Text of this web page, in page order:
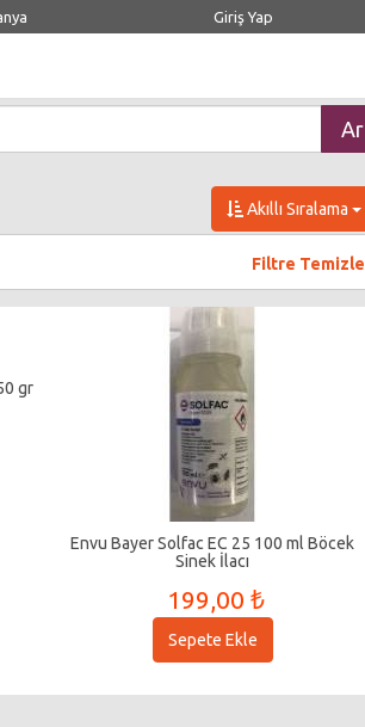
Giriş Yap
Akıllı Sıralama
Filtre Temizle
gr
Envu Bayer Solfac EC 25 100 ml Böcek
Sinek İlacı
199,00 ₺
Sepete Ekle